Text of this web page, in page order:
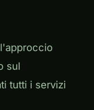
sul
tutti i servizi